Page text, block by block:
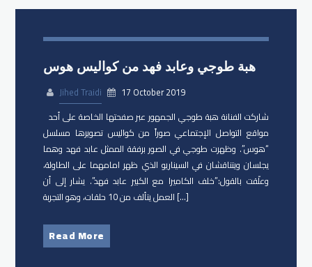
هبة طوجي وعابد فهد من كواليس هوس
Jihed Traidi
17 October 2019
شاركت الفنانة ​هبة طوجي الجمهور عبر صفحتها الخاصة على أحد
مواقع التواصل الإجتماعي صوراً من كواليس تصويرها مسلسل
“هوس”. وظهرت طوجي في الصور برفقة الممثل ​عابد فهد وهما
يجلسان ويتناقشان في السيناريو الذي ظهر امامهما على الطاولة،
وعلّقت بالقول:”خلف الكاميرا مع الكبير عابد فهد”. يشار إلى أن
العمل يتألف من 10 حلقات، وهو التجربة […]
Read More